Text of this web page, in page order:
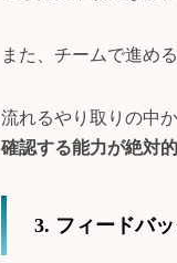
また、チームで進め
流れるやり取りの中か
確認する能力が絶対
3. フィードバ